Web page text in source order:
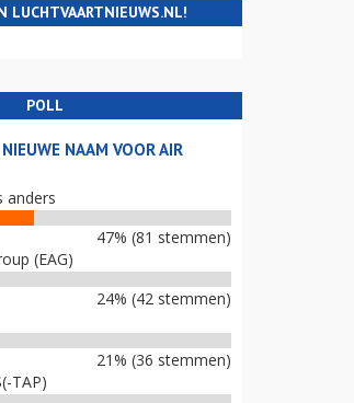
LUCHTVAARTNIEUWS.NL!
POLL
NAAM VOOR AIR
anders
47% (81 stemmen)
(EAG)
24% (42 stemmen)
21% (36 stemmen)
TAP)